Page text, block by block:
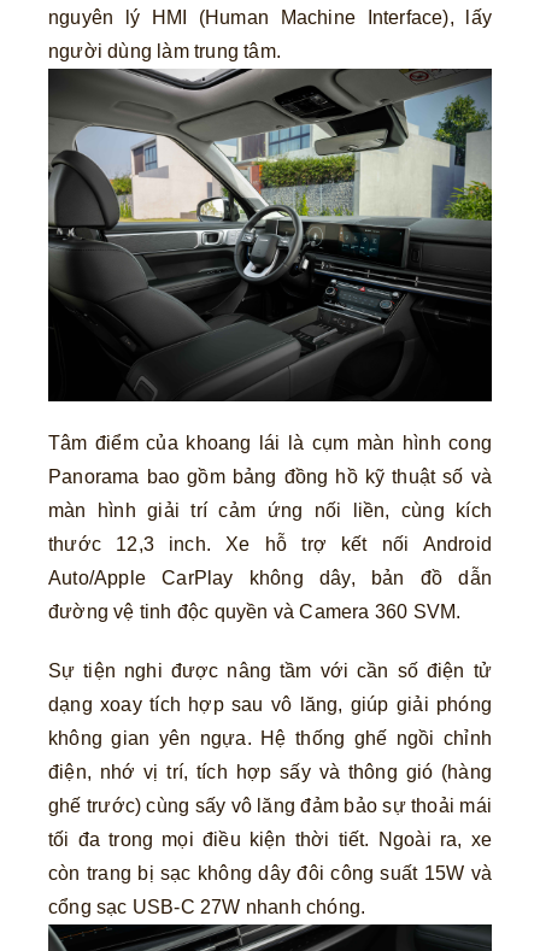
nguyên lý HMI (Human Machine Interface), lấy
người dùng làm trung tâm.
Tâm điểm của khoang lái là cụm màn hình cong
Panorama bao gồm bảng đồng hồ kỹ thuật số và
màn hình giải trí cảm ứng nối liền, cùng kích
thước 12,3 inch. Xe hỗ trợ kết nối Android
Auto/Apple CarPlay không dây, bản đồ dẫn
đường vệ tinh độc quyền và Camera 360 SVM.
Sự tiện nghi được nâng tầm với cần số điện tử
dạng xoay tích hợp sau vô lăng, giúp giải phóng
không gian yên ngựa. Hệ thống ghế ngồi chỉnh
điện, nhớ vị trí, tích hợp sấy và thông gió (hàng
ghế trước) cùng sấy vô lăng đảm bảo sự thoải mái
tối đa trong mọi điều kiện thời tiết. Ngoài ra, xe
còn trang bị sạc không dây đôi công suất 15W và
cổng sạc USB-C 27W nhanh chóng.